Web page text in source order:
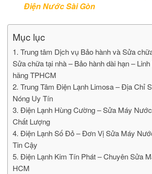
Điện Nước Sài Gòn
Mục lục
1. Trung tâm Dịch vụ Bảo hành và Sửa
Sửa chữa tại nhà – Bảo hành dài hạn –
hãng TPHCM
2. Trung Tâm Điện Lạnh Limosa – Địa Chỉ
Nóng Uy Tín
3. Điện Lạnh Hùng Cường – Sửa Máy
Chất Lượng
4. Điện Lạnh Số Đỏ – Đơn Vị Sửa Máy
Tin Cậy
5. Điện Lạnh Kim Tín Phát – Chuyên Sửa
HCM